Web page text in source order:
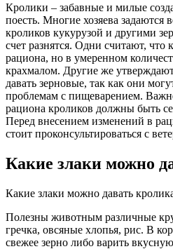
Кролики – забавные и милые
поесть. Многие хозяева
кроликов кукурузой и другими
счет разнятся. Одни считают, что
рациона, но в умеренном
крахмалом. Другие же
давать зерновые, так как они
проблемам с пищеварением.
рациона кроликов должны быть
Перед внесением изменений в
стоит проконсультироваться с
Какие злаки можно
Какие злаки можно давать
Полезны животным различные
гречка, овсяные хлопья, рис. В
свежее зерно либо варить